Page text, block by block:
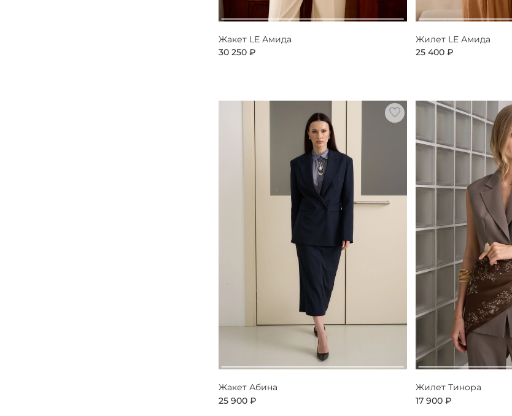
Жакет LE Амида
30 250 ₽
Жилет LE Амида
25 400 ₽
Жакет Абина
25 900 ₽
Жилет Тинора
17 900 ₽